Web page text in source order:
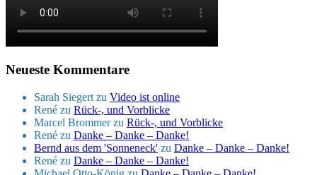
Neueste Kommentare
Sarah Siegert zu Video ist online
René zu Rück-, und Vorblicke
Marcel Brommerzu Rück-, und Vorblicke
René zu Danke – Danke – Danke!
Bernd aus dem 'Sonneneck' zu Danke – Danke – Danke!
René zu Danke – Danke – Danke!